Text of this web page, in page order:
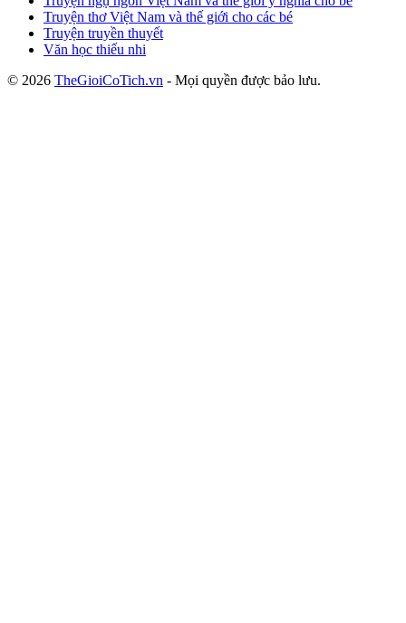
Truyện thơ Việt Nam và thế giới cho các bé
Truyện truyền thuyết
Văn học thiếu nhi
© 2026 TheGioiCoTich.vn - Mọi quyền được bảo lưu.